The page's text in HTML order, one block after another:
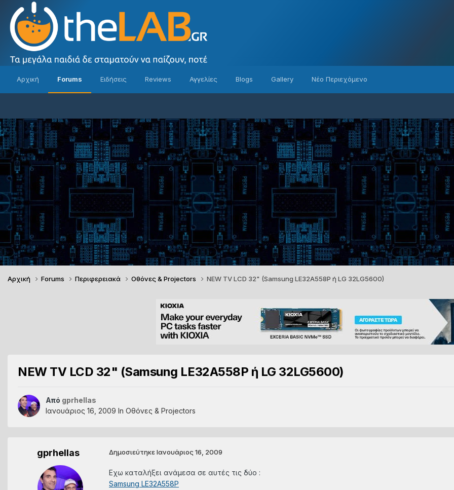
Αρχική Forums Ειδήσεις Reviews Αγγελίες Blogs Gallery Νέο Περιεχόμενο
Αρχική Forums Περιφερειακά Οθόνες & Projectors NEW TV LCD 32" (Samsung LE32A558P ή LG 32LG5600)
NEW TV LCD 32" (Samsung LE32A558P ή LG 32LG5600)
Από gprhellas
Ιανουάριος 16, 2009 In Οθόνες & Projectors
gprhellas ΔημοσιεύτηκεΙανουάριος 16, 2009
Εχω καταλήξει ανάμεσα σε αυτές τις δύο :
Samsung LE32A558P